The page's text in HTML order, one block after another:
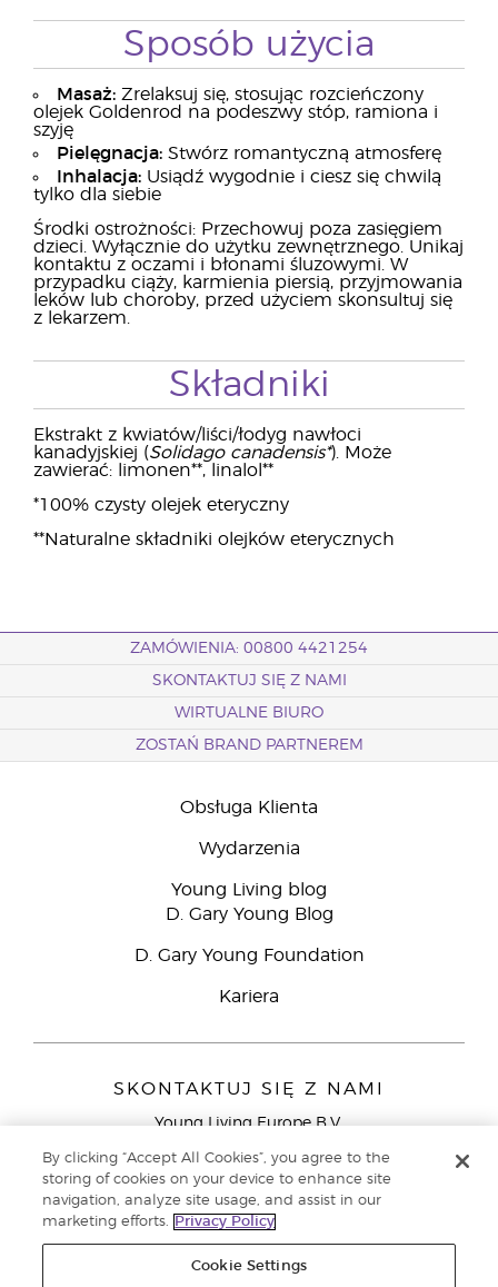
Sposób użycia
Masaż: Zrelaksuj się, stosując rozcieńczony
olejek Goldenrod na podeszwy stóp, ramiona i
szyję
Pielęgnacja: Stwórz romantyczną atmosferę
Inhalacja: Usiądź wygodnie i ciesz się chwilą
tylko dla siebie
Środki ostrożności: Przechowuj poza zasięgiem
dzieci. Wyłącznie do użytku zewnętrznego. Unikaj
kontaktu z oczami i błonami śluzowymi. W
przypadku ciąży, karmienia piersią, przyjmowania
leków lub choroby, przed użyciem skonsultuj się
z lekarzem.
Składniki
Ekstrakt z kwiatów/liści/łodyg nawłoci
kanadyjskiej (Solidago canadensis*). Może
zawierać: limonen**, linalol**
*100% czysty olejek eteryczny
**Naturalne składniki olejków eterycznych
ZAMÓWIENIA: 00800 4421254
SKONTAKTUJ SIĘ Z NAMI
WIRTUALNE BIURO
ZOSTAŃ BRAND PARTNEREM
Obsługa Klienta
Wydarzenia
Young Living blog
D. Gary Young Blog
D. Gary Young Foundation
Kariera
SKONTAKTUJ SIĘ Z NAMI
Young Living Europe B.V.
9727 AJ Groningen
Young Living Europe Ltd - Europejska siedziba
główna:+44 (0) 20 3935 9000
By clicking “Accept All Cookies”, you agree to the
storing of cookies on your device to enhance site
navigation, analyze site usage, and assist in our
marketing efforts.
Privacy Policy
Cookie Settings